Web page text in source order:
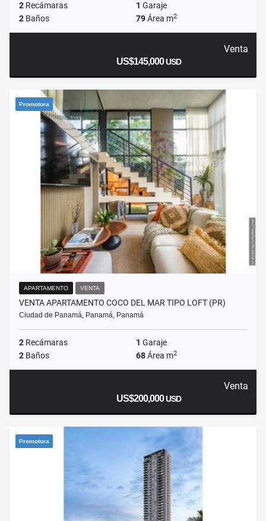
2 Recámaras 1 Garaje
2 Baños 79Área m2
Venta
US$145,000USD
Promotora
APARTAMENTO VENTA
VENTA APARTAMENTO COCO DEL MAR TIPO LOFT (PR)
Ciudad de Panamá, Panamá, Panamá
2 Recámaras 1 Garaje
2 Baños 68Área m2
Venta
US$200,000USD
Promotora